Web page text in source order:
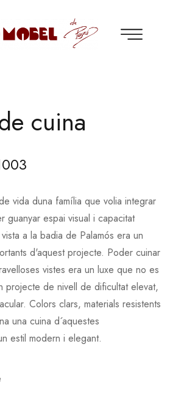
cuina
vida duna família que volia integrar
guanyar espai visual i capacitat
a la badia de Palamós era un
d'aquest projecte. Poder cuinar
vistes era un luxe que no es
projecte de nivell de dificultat elevat,
Colors clars, materials resistents
una cuina d´aquestes
estil modern i elegant.